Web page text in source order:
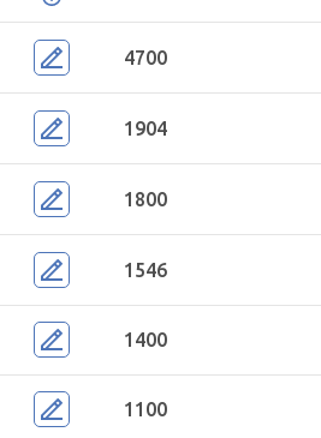
4700
1904
1800
1546
1400
1100